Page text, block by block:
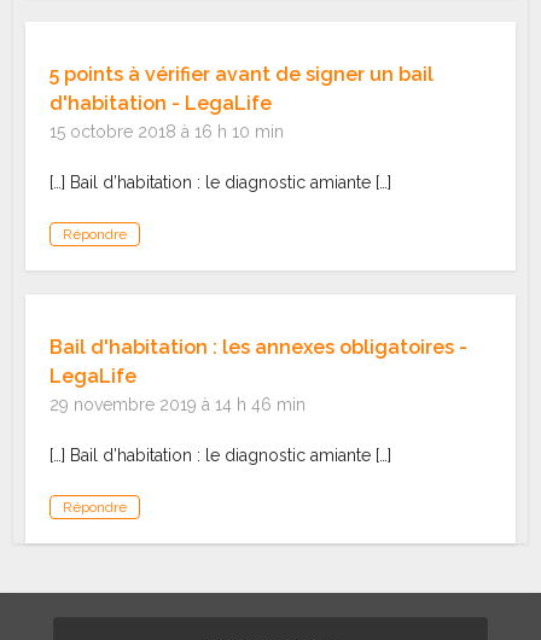
5 points à vérifier avant de signer un bail
d'habitation - LegaLife
15 octobre 2018 à 16 h 10 min
[…] Bail d’habitation : le diagnostic amiante […]
Répondre
Bail d'habitation : les annexes obligatoires -
LegaLife
29 novembre 2019 à 14 h 46 min
[…] Bail d’habitation : le diagnostic amiante […]
Répondre